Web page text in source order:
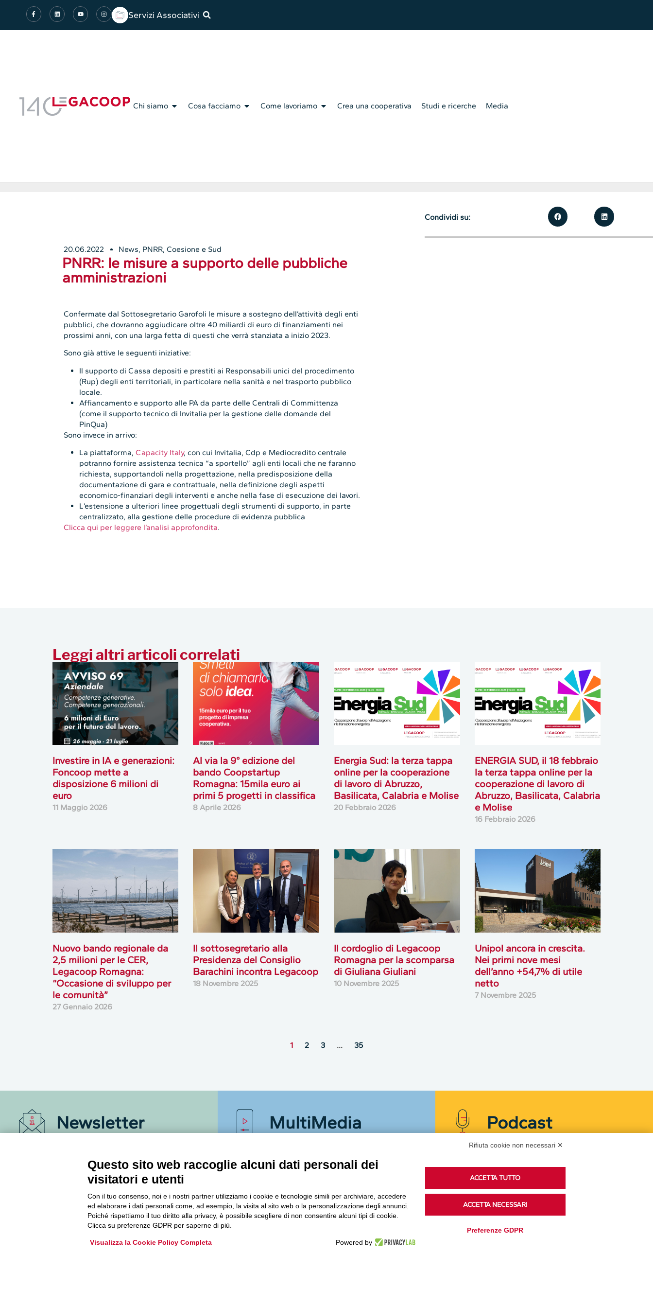
Servizi Associativi
Chi siamo Cosa facciamo Come lavoriamo Crea una cooperativa Studi e ricerche Media
20.06.2022 News, PNRR, Coesione e Sud
PNRR: le misure a supporto delle pubbliche
amministrazioni
Confermate dal Sottosegretario Garofoli le misure a sostegno dell’attività degli enti
pubblici, che dovranno aggiudicare oltre 40 miliardi di euro di finanziamenti nei
prossimi anni, con una larga fetta di questi che verrà stanziata a inizio 2023.
Sono già attive le seguenti iniziative:
Il supporto di Cassa depositi e prestiti ai Responsabili unici del procedimento
(Rup) degli enti territoriali, in particolare nella sanità e nel trasporto pubblico
locale.
Affiancamento e supporto alle PA da parte delle Centrali di Committenza
(come il supporto tecnico di Invitalia per la gestione delle domande del
PinQua)
Sono invece in arrivo:
La piattaforma,Capacity Italy, con cui Invitalia, Cdp e Mediocredito centrale
potranno fornire assistenza tecnica “a sportello” agli enti locali che ne faranno
richiesta, supportandoli nella progettazione, nella predisposizione della
documentazione di gara e contrattuale, nella definizione degli aspetti
economico-finanziari degli interventi e anche nella fase di esecuzione dei lavori.
L’estensione a ulteriori linee progettuali degli strumenti di supporto, in parte
centralizzato, alla gestione delle procedure di evidenza pubblica
Clicca qui per leggere l’analisi approfondita.
Condividi su:
Leggi altri articoli correlati
Investire in IA e generazioni:
Foncoop mette a
disposizione 6 milioni di
euro
11 Maggio 2026
Al via la 9° edizione del
bando Coopstartup
Romagna: 15mila euro ai
primi 5 progetti in classifica
8 Aprile 2026
Energia Sud: la terza tappa
online per la cooperazione
di lavoro di Abruzzo,
Basilicata, Calabria e Molise
20 Febbraio 2026
ENERGIA SUD, il 18 febbraio
la terza tappa online per la
cooperazione di lavoro di
Abruzzo, Basilicata, Calabria
e Molise
16 Febbraio 2026
Nuovo bando regionale da
2,5 milioni per le CER,
Legacoop Romagna:
“Occasione di sviluppo per
le comunità”
27 Gennaio 2026
Il sottosegretario alla
Presidenza del Consiglio
Barachini incontra Legacoop
18 Novembre 2025
Il cordoglio di Legacoop
Romagna per la scomparsa
di Giuliana Giuliani
10 Novembre 2025
Unipol ancora in crescita.
Nei primi nove mesi
dell’anno +54,7% di utile
netto
7 Novembre 2025
1 2 3 … 35
Newsletter
Informazioni per restare sempre aggiornati sul
mondo della cooperazione.
Archivio Newsletter
MultiMedia
Guarda i nostri video, storie e webinar.
Accedi a Youtube
Podcast
Ascolta i podcast di approfondimento di Legacoop
su Spreaker.
Rifiuta cookie non necessari ✕
Questo sito web raccoglie alcuni dati personali dei
visitatori e utenti
Con il tuo consenso, noi e i nostri partner utilizziamo i cookie e tecnologie simili per archiviare, accedere
ed elaborare i dati personali come, ad esempio, la visita al sito web o la personalizzazione degli annunci.
Poiché rispettiamo il tuo diritto alla privacy, è possibile scegliere di non consentire alcuni tipi di cookie.
Clicca su preferenze GDPR per saperne di più.
Visualizza la Cookie Policy Completa Powered by
ACCETTA TUTTO
ACCETTA NECESSARI
Preferenze GDPR